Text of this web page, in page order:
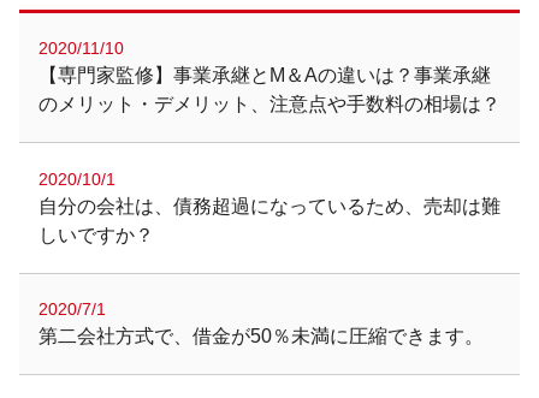
2020/11/10
【専門家監修】事業承継とM＆Aの違いは？事業承継
のメリット・デメリット、注意点や手数料の相場は？
2020/10/1
自分の会社は、債務超過になっているため、売却は難
しいですか？
2020/7/1
第二会社方式で、借金が50％未満に圧縮できます。